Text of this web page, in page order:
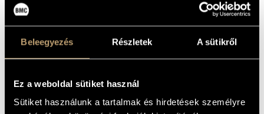
Beleegyezés Részletek A sütikről
Ez a weboldal sütiket használ
Sütiket használunk a tartalmak és hirdetések személyre
Gárdonyi Zoltán
Horusitzky Zoltán
Huszár Lajos(1948)
Istvánffy Benedek(1733-1778)
Jeney Zoltán(1943-2019)
Kocsár Miklós(1933-2019)